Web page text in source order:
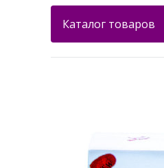
Каталог товаров